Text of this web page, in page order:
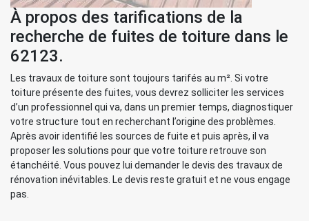
À propos des tarifications de la
recherche de fuites de toiture dans le
62123.
Les travaux de toiture sont toujours tarifés au m². Si votre
toiture présente des fuites, vous devrez solliciter les services
d’un professionnel qui va, dans un premier temps, diagnostiquer
votre structure tout en recherchant l’origine des problèmes.
Après avoir identifié les sources de fuite et puis après, il va
proposer les solutions pour que votre toiture retrouve son
étanchéité. Vous pouvez lui demander le devis des travaux de
rénovation inévitables. Le devis reste gratuit et ne vous engage
pas.